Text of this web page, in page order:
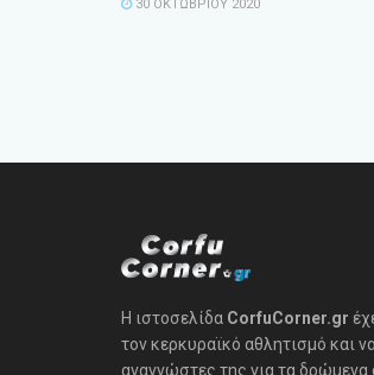
30 ΟΚΤΩΒΡΊΟΥ 2020
Η ιστοσελίδα CorfuCorner.gr
τον κερκυραϊκό αθλητισμό και
αναγνώστες της για τα δρώμενα